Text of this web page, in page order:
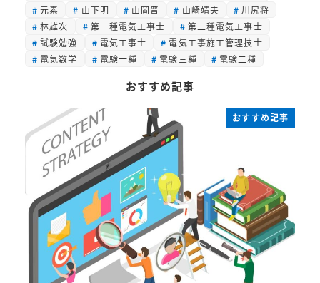
元素
山下明 山岡晋 山崎靖夫
川尻将
林雄次
第一種電気工事士
第二種電気工事士
試験勉強
電気工事士
電気工事施工管理技士
電気数学
電験一種 電験三種 電験二種
おすすめ記事
おすすめ記事